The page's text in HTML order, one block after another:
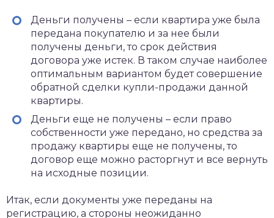
Деньги получены – если квартира уже была
передана покупателю и за нее были
получены деньги, то срок действия
договора уже истек. В таком случае наиболее
оптимальным вариантом будет совершение
обратной сделки купли-продажи данной
квартиры.
Деньги еще не получены – если право
собственности уже передано, но средства за
продажу квартиры еще не получены, то
договор еще можно расторгнут и все вернуть
на исходные позиции.
Итак, если документы уже переданы на
регистрацию, а стороны неожиданно